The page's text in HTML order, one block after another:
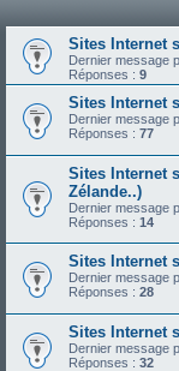
Sites Internet
Dernier message
Réponses : 9
Sites Internet
Dernier message
Réponses : 77
Sites Internet
Zélande..)
Dernier message
Réponses : 14
Sites Internet
Dernier message
Réponses : 28
Sites Internet
Dernier message
Réponses : 32